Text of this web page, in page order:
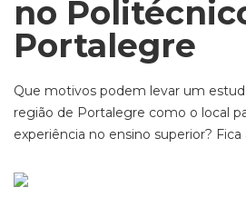
no
Portalegre
Que motivos podem levar um
região de Portalegre como o local
experiência no ensino superior?